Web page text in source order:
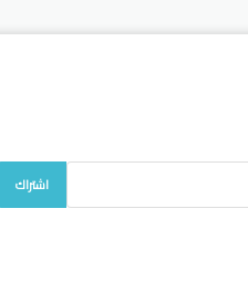
اشتراك